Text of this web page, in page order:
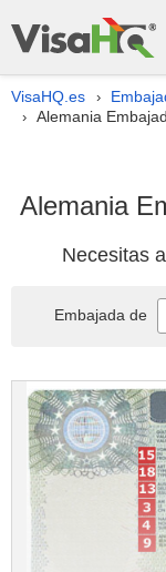
VisaHQ.es ›
› Alemania
Alemania
Necesitas
Embajada de